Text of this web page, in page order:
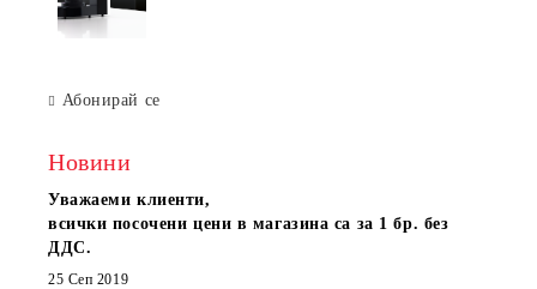
Абонирай се
Новини
Уважаеми клиенти,
всички посочени цени в магазина са за 1 бр. без
ДДС.
25 Сеп 2019